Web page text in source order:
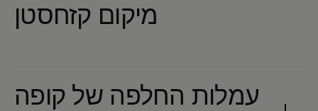
עמלות החלפה של קופה